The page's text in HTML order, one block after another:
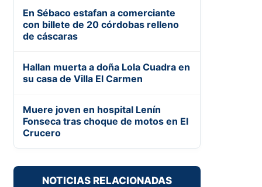
En Sébaco estafan a comerciante
con billete de 20 córdobas relleno
de cáscaras
Hallan muerta a doña Lola Cuadra en
su casa de Villa El Carmen
Muere joven en hospital Lenín
Fonseca tras choque de motos en El
Crucero
NOTICIAS RELACIONADAS